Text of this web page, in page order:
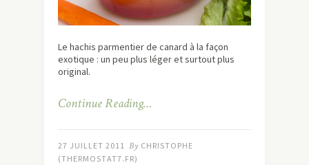
Le hachis parmentier de canard à la façon
exotique : un peu plus léger et surtout plus
original.
Continue Reading…
27 JUILLET 2011 By CHRISTOPHE
(THERMOSTAT7.FR)